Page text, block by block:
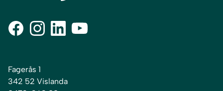
Fagerås 1
342 52 Vislanda